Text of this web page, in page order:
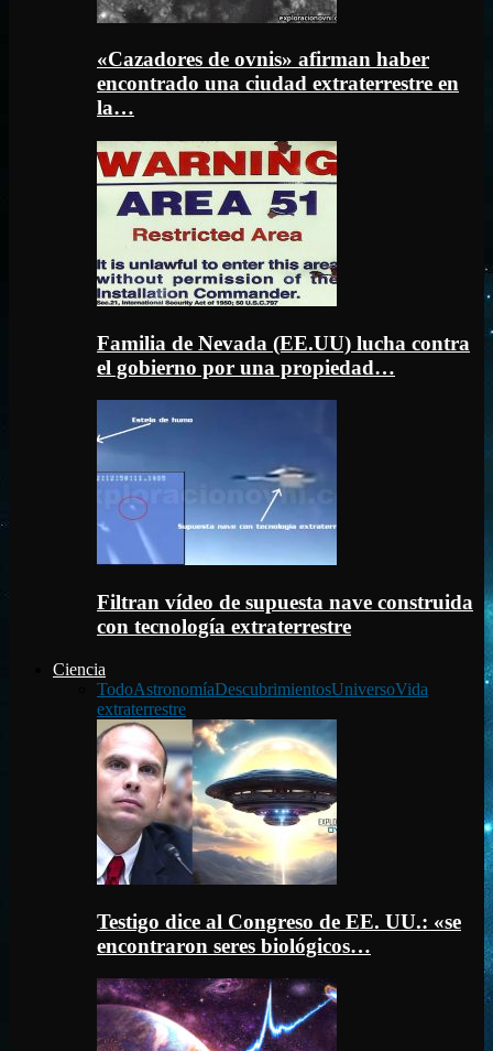
«Cazadores de ovnis» afirman haber
encontrado una ciudad extraterrestre en
la…
Familia de Nevada (EE.UU) lucha contra
el gobierno por una propiedad…
Filtran vídeo de supuesta nave construida
con tecnología extraterrestre
Ciencia
TodoAstronomíaDescubrimientosUniversoVida
extraterrestre
Testigo dice al Congreso de EE. UU.: «se
encontraron seres biológicos…